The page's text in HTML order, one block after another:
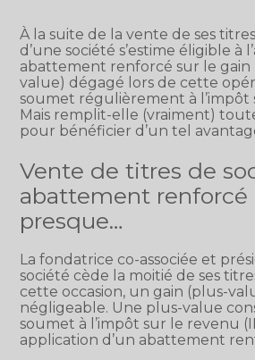
À la suite de la vente de ses
d’une société s’estime éligible à
abattement renforcé sur le gain
value) dégagé lors de cette
soumet régulièrement à l’impôt
Mais remplit-elle (vraiment)
pour bénéficier d’un tel
Vente de titres de
abattement renforcé
presque…
La fondatrice co-associée et
société cède la moitié de ses
cette occasion, un gain (plus-
négligeable. Une plus-value
soumet à l’impôt sur le revenu
application d’un abattement